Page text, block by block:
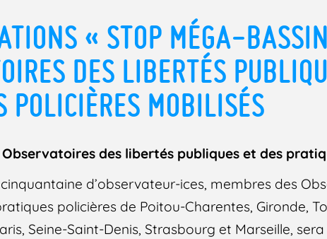
« STOP MÉGA-
DES LIBERTÉS
POLICIÈRES MOBILISÉS
des libertés publiques et des
cinquantaine d’observateur-ices, membres des
policières de Poitou-Charentes, Gironde,
Seine-Saint-Denis, Strasbourg et Marseille,